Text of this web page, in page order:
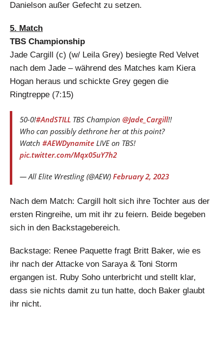
Danielson außer Gefecht zu setzen.
5. Match
TBS Championship
Jade Cargill (c) (w/ Leila Grey) besiegte Red Velvet
nach dem Jade – während des Matches kam Kiera
Hogan heraus und schickte Grey gegen die
Ringtreppe (7:15)
50-0!#AndSTILL TBS Champion @Jade_Cargill!!
Who can possibly dethrone her at this point?
Watch #AEWDynamite LIVE on TBS!
pic.twitter.com/Mqx05uY7h2
— All Elite Wrestling (@AEW) February 2, 2023
Nach dem Match: Cargill holt sich ihre Tochter aus der
ersten Ringreihe, um mit ihr zu feiern. Beide begeben
sich in den Backstagebereich.
Backstage: Renee Paquette fragt Britt Baker, wie es
ihr nach der Attacke von Saraya & Toni Storm
ergangen ist. Ruby Soho unterbricht und stellt klar,
dass sie nichts damit zu tun hatte, doch Baker glaubt
ihr nicht.